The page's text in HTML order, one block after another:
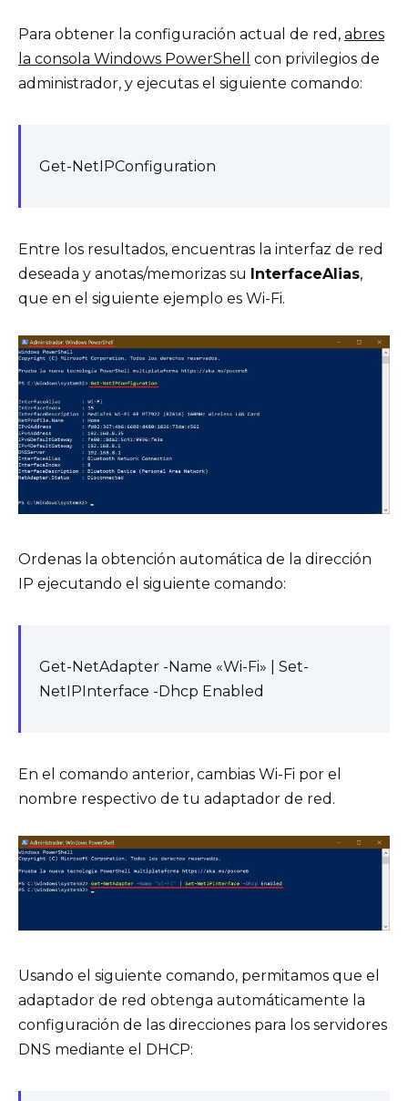
Para obtener la configuración actual de red, abres
la consola Windows PowerShell
con privilegios de
administrador, y ejecutas el siguiente comando:
Get-NetIPConfiguration
Entre los resultados, encuentras la interfaz de red
deseada y anotas/memorizas su InterfaceAlias,
que en el siguiente ejemplo es Wi-Fi.
Ordenas la obtención automática de la dirección
IP ejecutando el siguiente comando:
Get-NetAdapter -Name «Wi-Fi» | Set-
NetIPInterface -Dhcp Enabled
En el comando anterior, cambias Wi-Fi por el
nombre respectivo de tu adaptador de red.
Usando el siguiente comando, permitamos que el
adaptador de red obtenga automáticamente la
configuración de las direcciones para los servidores
DNS mediante el DHCP: